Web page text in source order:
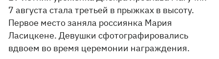
7 августа стала третьей в прыжках в высоту.
Первое место заняла россиянка Мария
Ласицкене. Девушки сфотографировались
вдвоем во время церемонии награждения.